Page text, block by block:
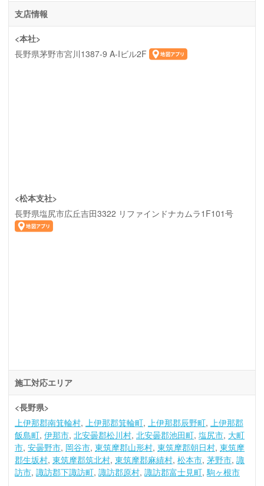
支店情報
<本社>
長野県茅野市宮川1387-9 A-Iビル2F
<松本支社>
長野県塩尻市広丘吉田3322 リファインドナカムラ1F101号
施工対応エリア
<長野県>
上伊那郡南箕輪村 上伊那郡箕輪町 上伊那郡辰野町 上伊那郡
飯島町 伊那市 北安曇郡松川村 北安曇郡池田町 塩尻市 大町
市 安曇野市 岡谷市 東筑摩郡山形村 東筑摩郡朝日村 東筑摩
郡生坂村 東筑摩郡筑北村 東筑摩郡麻績村 松本市 茅野市 諏
訪市 諏訪郡下諏訪町 諏訪郡原村 諏訪郡富士見町 駒ヶ根市